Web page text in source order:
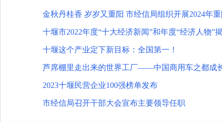
金秋丹桂香 岁岁又重阳 市经信局组织开展2024年
十堰市2022年度“十大经济新闻”和年度“经济人物”
十堰这个产业定下新目标：全国第一！
芦席棚里走出来的世界工厂——中国商用车之都成
2023十堰民营企业100强榜单发布
市经信局召开干部大会宣布主要领导任职